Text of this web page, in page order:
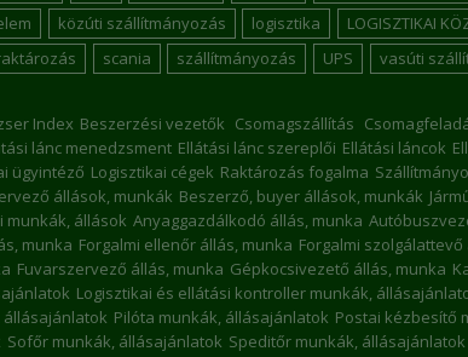
közúti szállítmányozás logisztika LOGISZTIKAI
scania szállítmányozás UPS vasúti
Index Beszerzési vezetők Csomagszállítás
lánc menedzsment Ellátási lánc szereplői Ellátási láncok
ügyintéző Logisztikai cégek Raktározás fogalma
állások, munkák Beszerző, buyer állások, munkák
munkák, állások Anyaggazdálkodó állás, munka
munka Forgalmi ellenőr állás, munka Forgalmi
Fuvarszervező állás, munka Gépkocsivezető állás, munka
Logisztikai és ellátási kontroller munkák,
Pilóta munkák, állásajánlatok Postai kézbesítő
Sofőr munkák, állásajánlatok Speditőr munkák, állásajánlatok